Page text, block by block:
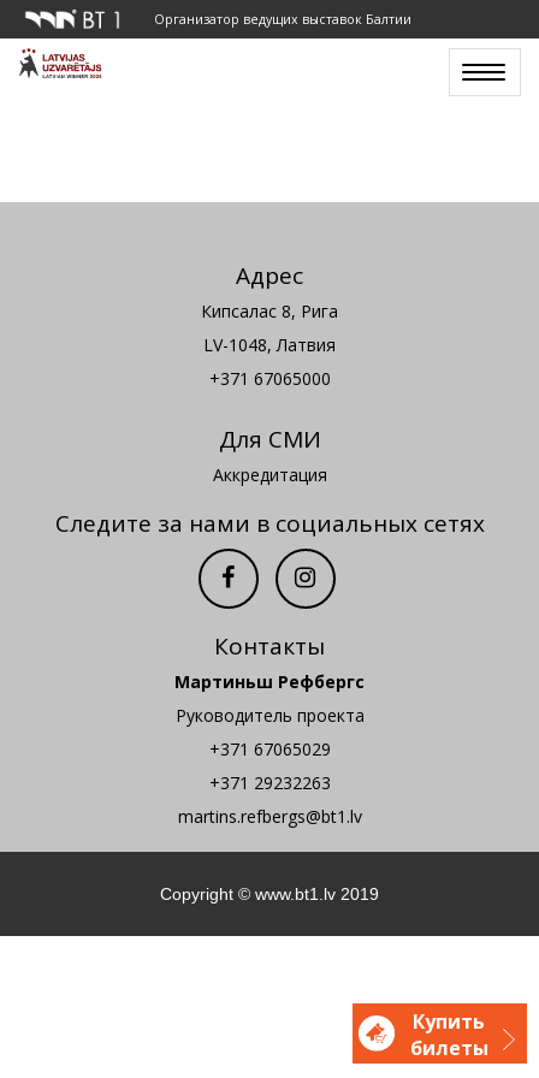
Организатор ведущих выставок Балтии
Toggle
Адрес
Кипсалас 8, Рига
LV-1048, Латвия
+371 67065000
Для СМИ
Аккредитация
Следите за нами в социальных сетях
Контакты
Мартиньш Рефбергс
Руководитель проекта
+371 67065029
+371 29232263
martins.refbergs@bt1.lv
Copyright © www.bt1.lv 2019
Купить
билеты